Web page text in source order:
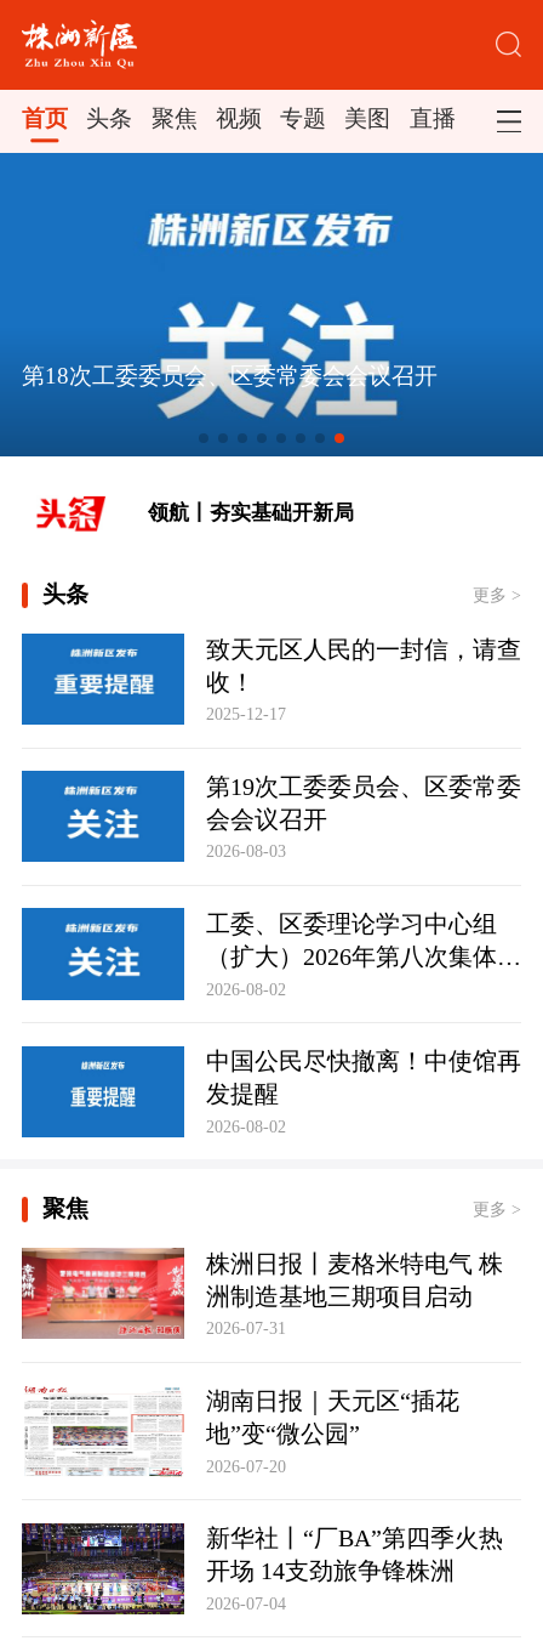
首页 头条 聚焦 视频 专题 美图 直播
第18次工委委员会、区委常委会会议召开
[实干开新局｜消费市场开局起势]
领航丨夯实基础开新局
[实干开新局｜消费市场开局起势]
领航丨夯实基础开新局
头条 更多 >
致天元区人民的一封信，请查
收！
2025-12-17
第19次工委委员会、区委常委
会会议召开
2026-08-03
工委、区委理论学习中心组
（扩大）2026年第八次集体学
习举行
2026-08-02
中国公民尽快撤离！中使馆再
发提醒
2026-08-02
聚焦 更多 >
株洲日报丨麦格米特电气 株
洲制造基地三期项目启动
2026-07-31
湖南日报｜天元区“插花
地”变“微公园”
2026-07-20
新华社丨“厂BA”第四季火热
开场 14支劲旅争锋株洲
2026-07-04